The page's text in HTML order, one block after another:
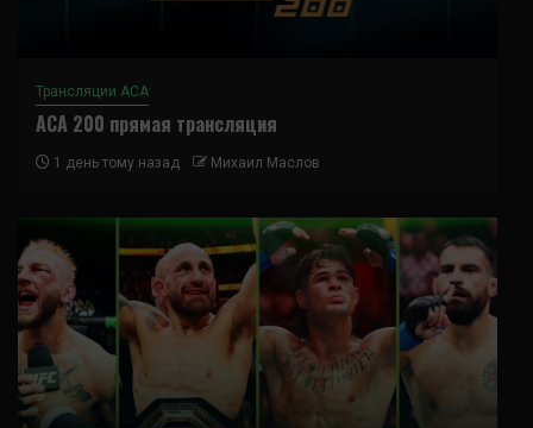
Трансляции ACA
ACA 200 прямая трансляция
1 день тому назад Михаил Маслов